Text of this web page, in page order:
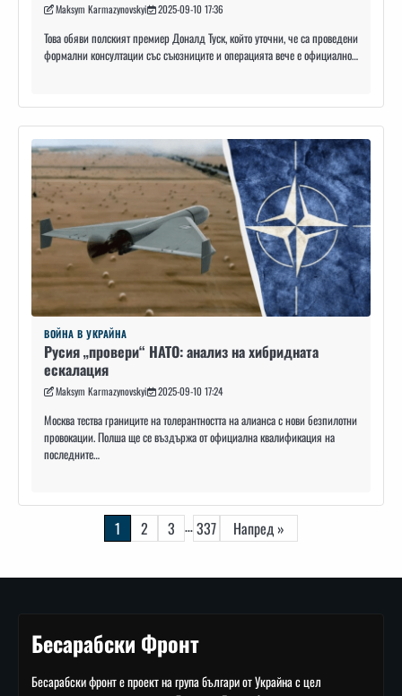
Maksym Karmazynovskyi 2025-09-10 17:36
Това обяви полският премиер Доналд Туск, който уточни, че са проведени
формални консултации със съюзниците и операцията вече е официално…
ВОЙНА В УКРАЙНА
Русия „провери“ НАТО: анализ на хибридната
ескалация
Maksym Karmazynovskyi 2025-09-10 17:24
Москва тества границите на толерантността на алианса с нови безпилотни
провокации. Полша ще се въздържа от официална квалификация на
последните…
1 2 3 …337 Напред »
Бесарабски Фронт
Бесарабски фронт е проект на група българи от Украйна с цел